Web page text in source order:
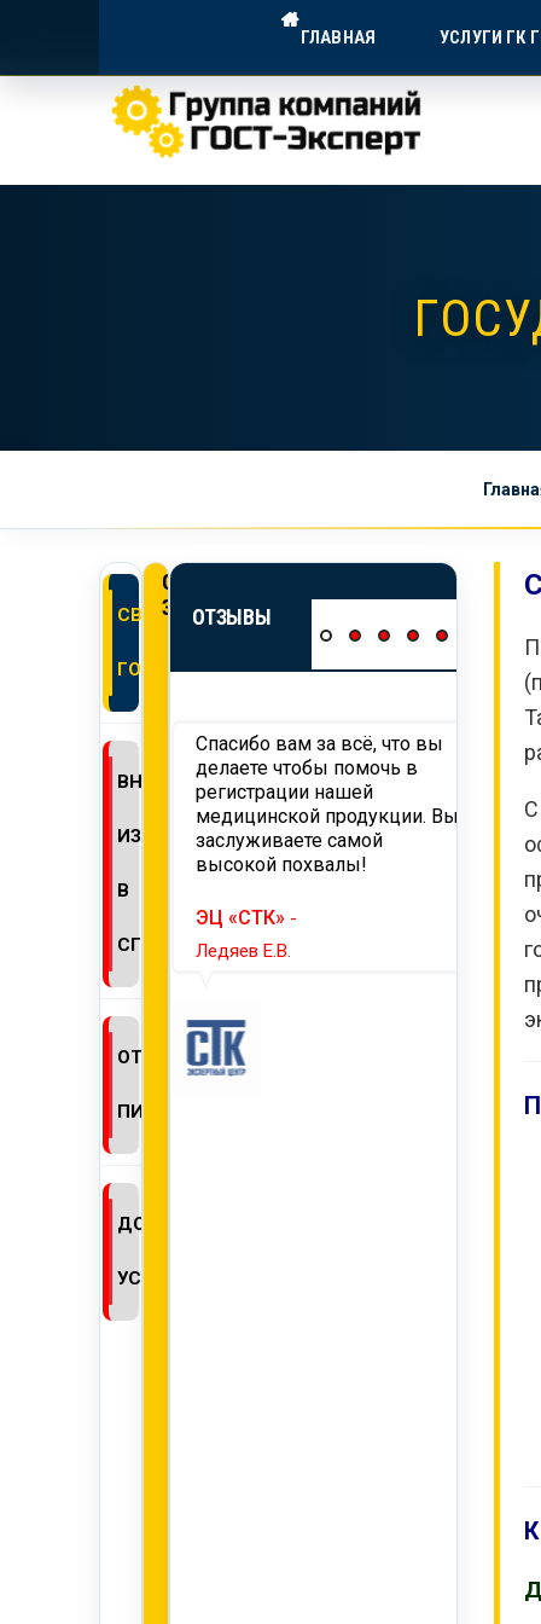
ГОСТ-ЭКСПЕРТ —
Экспертное сопровождение для
ГЛАВНАЯ УСЛУГИ ГК
СВИДЕТЕЛЬСТВО
ГОСРЕГИСТРАЦИИ
ВНЕСЕНИЕ
ИЗМЕНЕНИЙ
В
СГР
ОТКАЗНОЕ
ПИСЬМО
ДОПОЛНИТЕЛЬНЫЕ
УСЛУГИ
ОНЛАЙН
ЗАЯВКА
ОТЗЫВЫ
и проведение
на территорию
-
Спасибо вам за всё, что вы
делаете чтобы помочь в
регистрации нашей
медицинской продукции. Вы
заслуживаете самой
высокой похвалы!
ЭЦ «СТК» -
Ледяев Е.В.
ТД